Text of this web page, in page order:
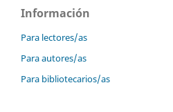
Información
Para lectores/as
Para autores/as
Para bibliotecarios/as